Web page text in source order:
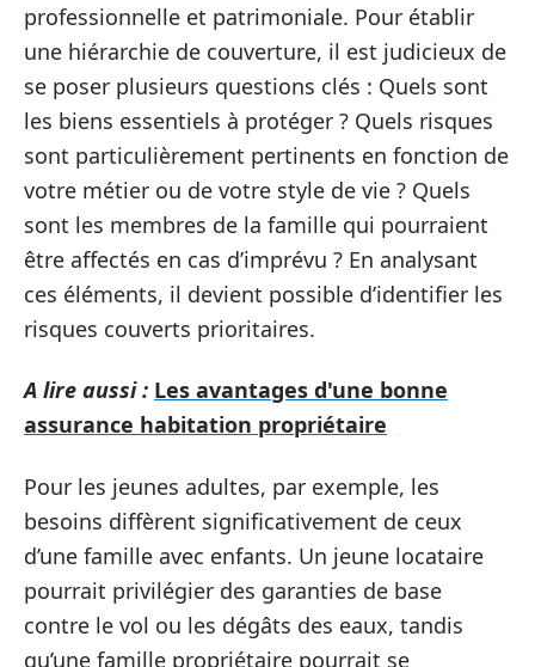
professionnelle et patrimoniale. Pour établir
une hiérarchie de couverture, il est judicieux de
se poser plusieurs questions clés : Quels sont
les biens essentiels à protéger ? Quels risques
sont particulièrement pertinents en fonction de
votre métier ou de votre style de vie ? Quels
sont les membres de la famille qui pourraient
être affectés en cas d’imprévu ? En analysant
ces éléments, il devient possible d’identifier les
risques couverts prioritaires.
A lire aussi : Les avantages d'une bonne
assurance habitation propriétaire
Pour les jeunes adultes, par exemple, les
besoins diffèrent significativement de ceux
d’une famille avec enfants. Un jeune locataire
pourrait privilégier des garanties de base
contre le vol ou les dégâts des eaux, tandis
qu’une famille propriétaire pourrait se